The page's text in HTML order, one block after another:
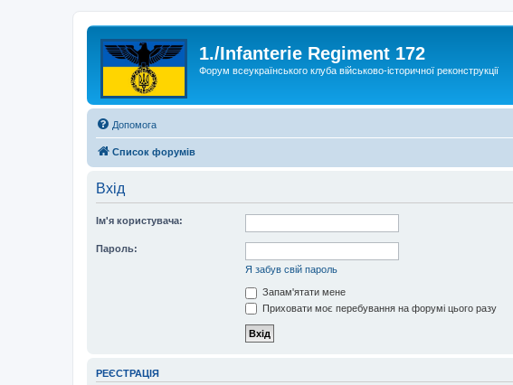
1./Infanterie Regiment 172
Форум всеукраїнського клуба військово-історичної реконструкції
Допомога
Список форумів
Вхід
Ім'я користувача:
Пароль:
Я забув свій пароль
Запам'ятати мене
Приховати моє перебування на форумі цього разу
РЕЄСТРАЦІЯ